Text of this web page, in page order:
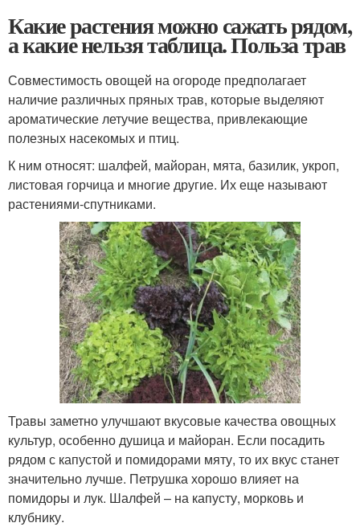
Какие растения можно сажать рядом,
а какие нельзя таблица. Польза трав
Совместимость овощей на огороде предполагает
наличие различных пряных трав, которые выделяют
ароматические летучие вещества, привлекающие
полезных насекомых и птиц.
К ним относят: шалфей, майоран, мята, базилик, укроп,
листовая горчица и многие другие. Их еще называют
растениями-спутниками.
Травы заметно улучшают вкусовые качества овощных
культур, особенно душица и майоран. Если посадить
рядом с капустой и помидорами мяту, то их вкус станет
значительно лучше. Петрушка хорошо влияет на
помидоры и лук. Шалфей – на капусту, морковь и
клубнику.